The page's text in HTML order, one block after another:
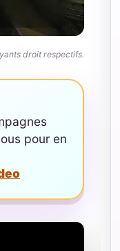
droit respectifs.
pour en